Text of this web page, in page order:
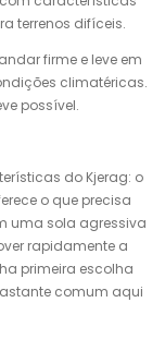
terrenos difíceis.
firme e leve em
climatéricas.
possível.
do Kjerag: o
o que precisa
uma sola agressiva
rapidamente a
primeira escolha
comum aqui